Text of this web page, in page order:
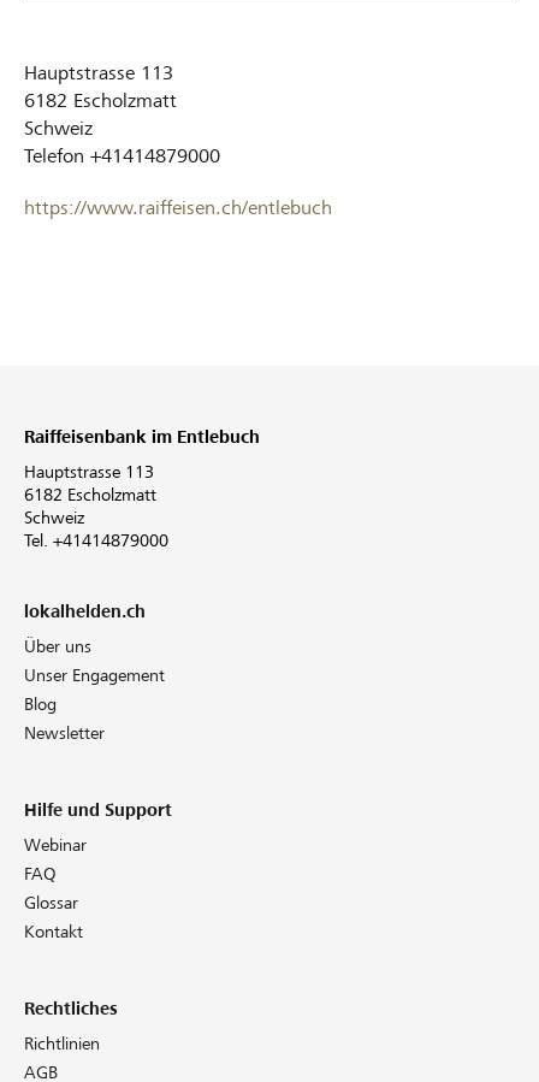
Hauptstrasse 113
6182 Escholzmatt
Schweiz
Telefon +41414879000
https://www.raiffeisen.ch/entlebuch
Raiffeisenbank im Entlebuch
Hauptstrasse 113
6182 Escholzmatt
Schweiz
Tel. +41414879000
lokalhelden.ch
Über uns
Unser Engagement
Blog
Newsletter
Hilfe und Support
Webinar
FAQ
Glossar
Kontakt
Rechtliches
Richtlinien
AGB